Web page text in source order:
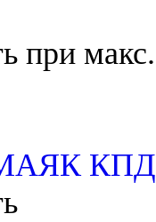
при
КПД